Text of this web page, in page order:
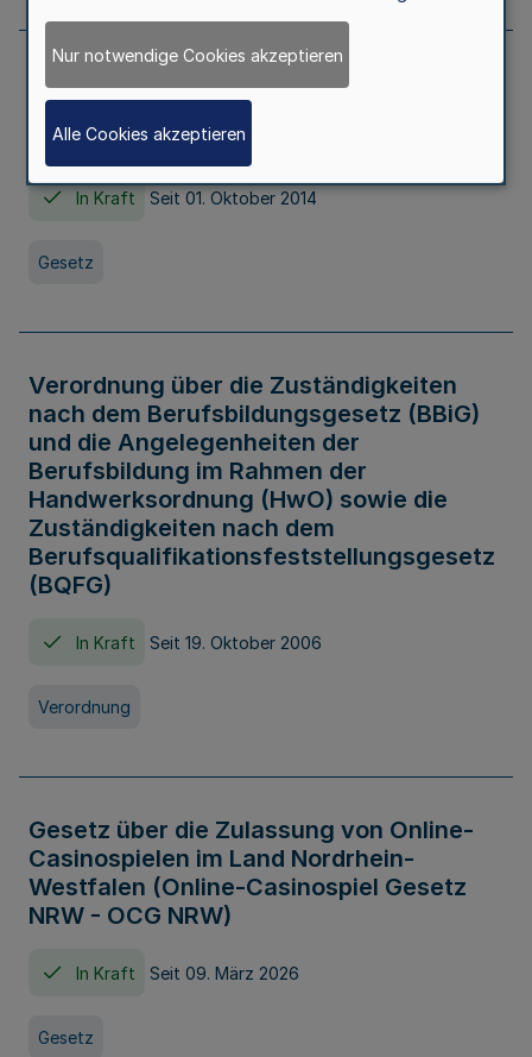
Gesetz über die Hochschulen des Landes
Nordrhein-Westfalen (Hochschulgesetz -
HG)
In Kraft Seit 01. Oktober 2014
Gesetz
Verordnung über die Zuständigkeiten
nach dem Berufsbildungsgesetz (BBiG)
und die Angelegenheiten der
Berufsbildung im Rahmen der
Handwerksordnung (HwO) sowie die
Zuständigkeiten nach dem
Berufsqualifikationsfeststellungsgesetz
(BQFG)
In Kraft Seit 19. Oktober 2006
Verordnung
Gesetz über die Zulassung von Online-
Casinospielen im Land Nordrhein-
Westfalen (Online-Casinospiel Gesetz
NRW - OCG NRW)
In Kraft Seit 09. März 2026
Gesetz
Nur notwendige Cookies akzeptieren
Alle Cookies akzeptieren